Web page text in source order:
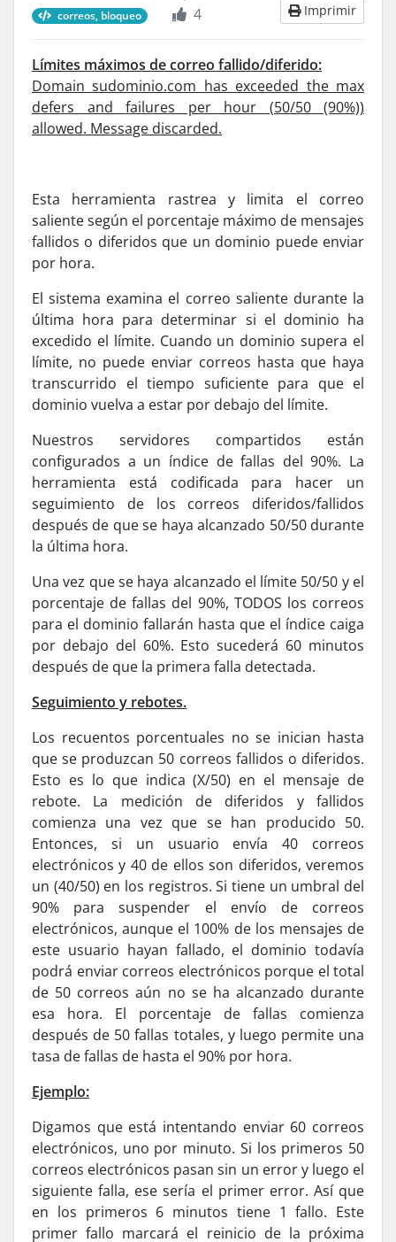
Imprimir
correos, bloqueo 4
Límites máximos de correo fallido/diferido:
Domain sudominio.com has exceeded the max
defers and failures per hour (50/50 (90%))
allowed. Message discarded.
Esta herramienta rastrea y limita el correo
saliente según el porcentaje máximo de mensajes
fallidos o diferidos que un dominio puede enviar
por hora.
El sistema examina el correo saliente durante la
última hora para determinar si el dominio ha
excedido el lí­mite. Cuando un dominio supera el
límite, no puede enviar correos hasta que haya
transcurrido el tiempo suficiente para que el
dominio vuelva a estar por debajo del lí­mite.
Nuestros servidores compartidos están
configurados a un índice de fallas del 90%. La
herramienta está codificada para hacer un
seguimiento de los correos diferidos/fallidos
después de que se haya alcanzado 50/50 durante
la última hora.
Una vez que se haya alcanzado el límite 50/50 y el
porcentaje de fallas del 90%, TODOS los correos
para el dominio fallarán hasta que el í­ndice caiga
por debajo del 60%. Esto sucederá 60 minutos
después de que la primera falla detectada.
Seguimiento y rebotes.
Los recuentos porcentuales no se inician hasta
que se produzcan 50 correos fallidos o diferidos.
Esto es lo que indica (X/50) en el mensaje de
rebote. La medición de diferidos y fallidos
comienza una vez que se han producido 50.
Entonces, si un usuario envía 40 correos
electrónicos y 40 de ellos son diferidos, veremos
un (40/50) en los registros. Si tiene un umbral del
90% para suspender el enví­o de correos
electrónicos, aunque el 100% de los mensajes de
este usuario hayan fallado, el dominio todavía
podrá enviar correos electrónicos porque el total
de 50 correos aún no se ha alcanzado durante
esa hora. El porcentaje de fallas comienza
después de 50 fallas totales, y luego permite una
tasa de fallas de hasta el 90% por hora.
Ejemplo:
Digamos que está intentando enviar 60 correos
electrónicos, uno por minuto. Si los primeros 50
correos electrónicos pasan sin un error y luego el
siguiente falla, ese sería el primer error. Así que
en los primeros 6 minutos tiene 1 fallo. Este
primer fallo marcará el reinicio de la próxima